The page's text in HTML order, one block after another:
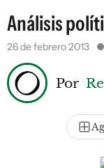
Análisis
26 de febrero 2013
Por